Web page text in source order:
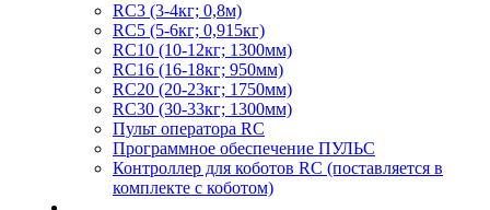
RC3 (3-4кг; 0,8м)
RC5 (5-6кг; 0,915кг)
RC10 (10-12кг; 1300мм)
RC16 (16-18кг; 950мм)
RC20 (20-23кг; 1750мм)
RC30 (30-33кг; 1300мм)
Пульт оператора RC
Программное обеспечение ПУЛЬС
Контроллер для коботов RC (поставляется в
комплекте с коботом)